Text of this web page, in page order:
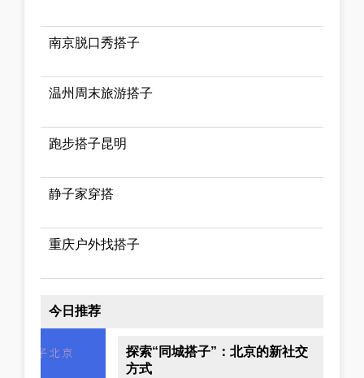
南京脱口秀搭子
温州周末旅游搭子
跑步搭子昆明
静子家穿搭
重庆户外找搭子
今日推荐
探索“同城搭子”：北京的新社交
方式